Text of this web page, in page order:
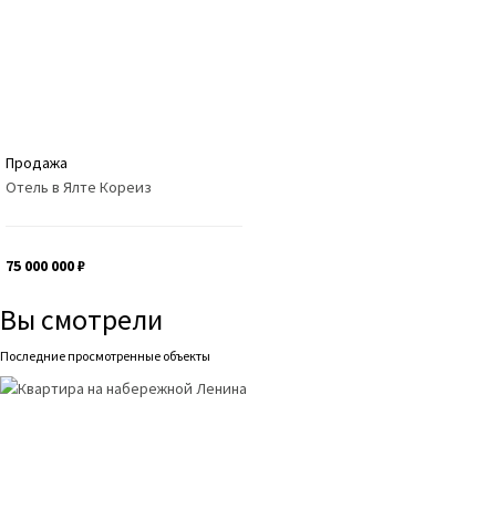
Продажа
Отель в Ялте Кореиз
75 000 000 ₽
Вы смотрели
Последние просмотренные объекты